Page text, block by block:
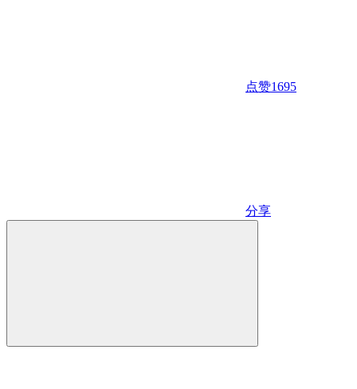
点赞1695
分享